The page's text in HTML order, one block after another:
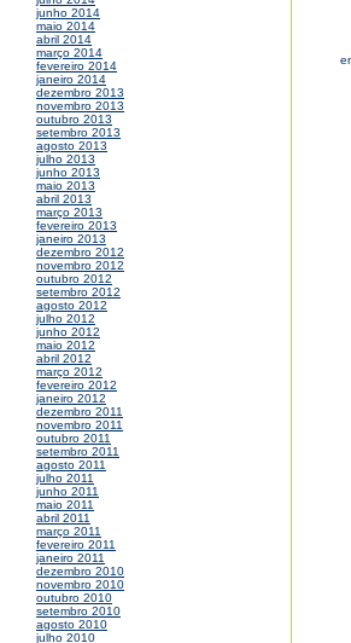
junho 2014
maio 2014
abril 2014
março 2014
fevereiro 2014
janeiro 2014
dezembro 2013
novembro 2013
outubro 2013
setembro 2013
agosto 2013
julho 2013
junho 2013
maio 2013
abril 2013
março 2013
fevereiro 2013
janeiro 2013
dezembro 2012
novembro 2012
outubro 2012
setembro 2012
agosto 2012
julho 2012
junho 2012
maio 2012
abril 2012
março 2012
fevereiro 2012
janeiro 2012
dezembro 2011
novembro 2011
outubro 2011
setembro 2011
agosto 2011
julho 2011
junho 2011
maio 2011
abril 2011
março 2011
fevereiro 2011
janeiro 2011
dezembro 2010
novembro 2010
outubro 2010
setembro 2010
agosto 2010
julho 2010